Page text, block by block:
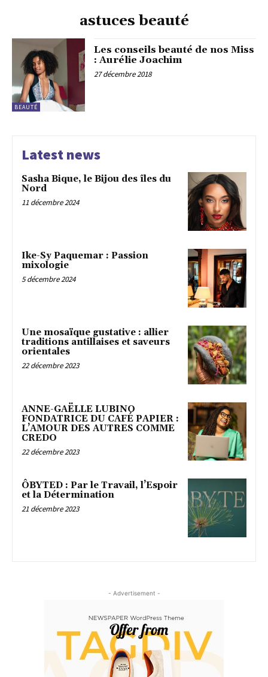
astuces beauté
BEAUTÉ
Les conseils beauté de nos Miss
: Aurélie Joachim
27 décembre 2018
Latest news
Sasha Bique, le Bijou des îles du
Nord
11 décembre 2024
Ike-Sy Paquemar : Passion
mixologie
5 décembre 2024
Une mosaïque gustative : allier
traditions antillaises et saveurs
orientales
22 décembre 2023
ANNE-GAËLLE LUBINO
FONDATRICE DU CAFÉ PAPIER :
L’AMOUR DES AUTRES COMME
CREDO
22 décembre 2023
ÔBYTED : Par le Travail, l’Espoir
et la Détermination
21 décembre 2023
- Advertisement -